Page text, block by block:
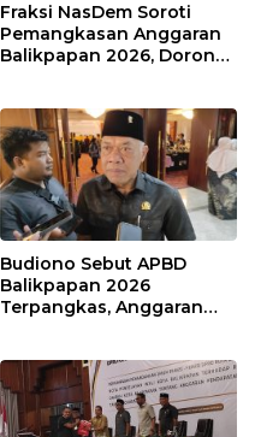
Fraksi NasDem Soroti
Pemangkasan Anggaran
Balikpapan 2026, Dorong
Budiono Sebut APBD
Balikpapan 2026
Terpangkas, Anggaran